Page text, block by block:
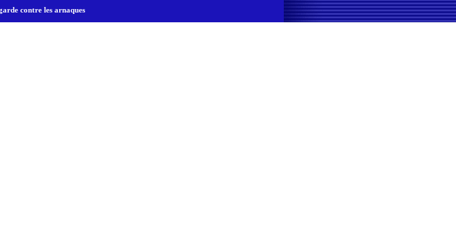
contre les arnaques